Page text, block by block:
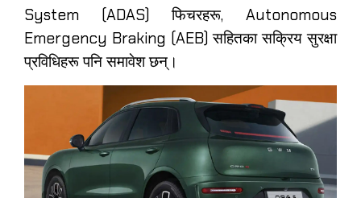
System (ADAS) फिचरहरू, Autonomous
Emergency Braking (AEB) सहितका सक्रिय सुरक्षा
प्रविधिहरू पनि समावेश छन्।